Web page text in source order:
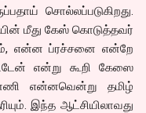
சொல்லப்படுகிறது.
மீது கேஸ் கொடுத்தவர்
என்ன ப்ரச்சனை என்றே
என்று கூறி கேஸை
என்னவென்று தமிழ்
இந்த ஆட்சியிலாவது